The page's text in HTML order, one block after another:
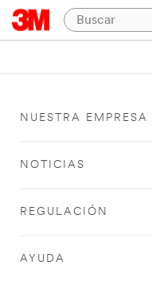
NUESTRA EMPRESA
NOTICIAS
REGULACIÓN
AYUDA